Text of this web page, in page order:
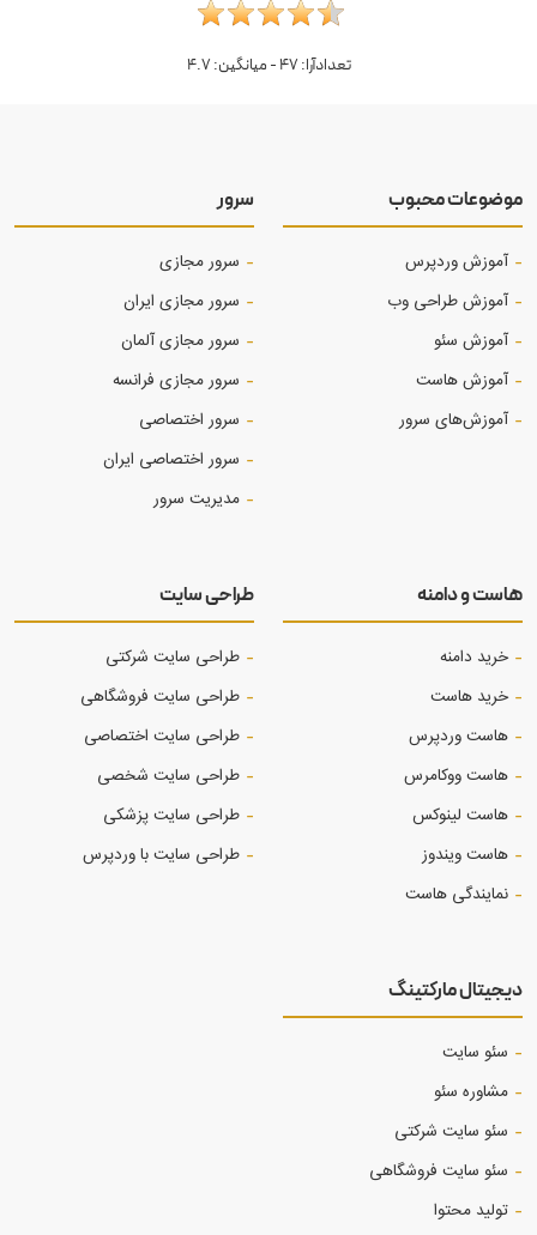
تعدادآرا:47- میانگین:4.7
موضوعات محبوب
آموزش وردپرس
آموزش طراحی وب
آموزش‌ سئو
آموزش هاست
آموزش‌های سرور
سرور
سرور مجازی
سرور مجازی ایران
سرور مجازی آلمان
سرور مجازی فرانسه
سرور اختصاصی
سرور اختصاصی ایران
مدیریت سرور
هاست و دامنه
خرید دامنه
خرید هاست
هاست وردپرس
هاست ووکامرس
هاست لینوکس
هاست ویندوز
نمایندگی هاست
طراحی سایت
طراحی سایت شرکتی
طراحی سایت فروشگاهی
طراحی سایت اختصاصی
طراحی سایت شخصی
طراحی سایت پزشکی
طراحی سایت با وردپرس
دیجیتال مارکتینگ
سئو سایت
مشاوره سئو
سئو سایت شرکتی
سئو سایت فروشگاهی
تولید محتوا